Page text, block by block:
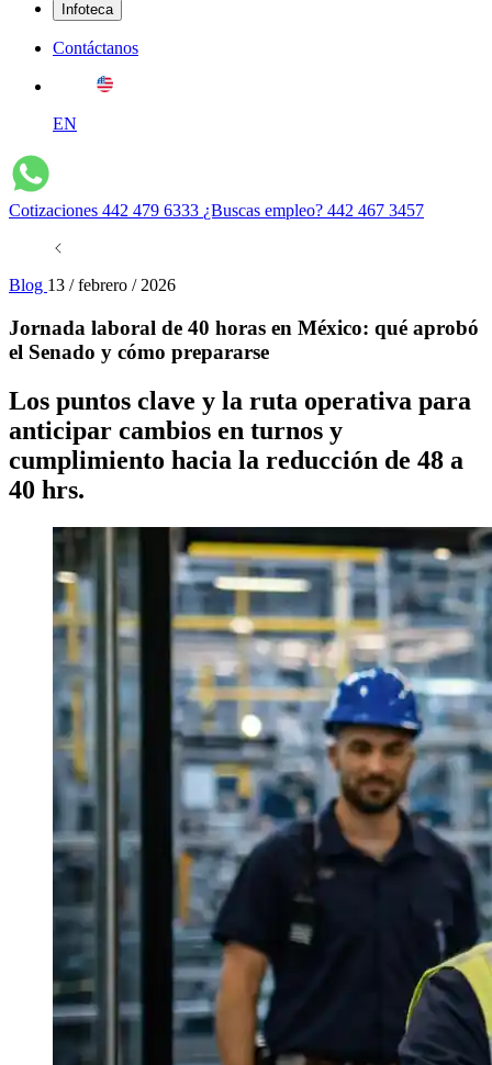
Infoteca
Contáctanos
EN
Cotizaciones 442 479 6333 ¿Buscas empleo? 442 467 3457
Blog 13 / febrero / 2026
Jornada laboral de 40 horas en México: qué aprobó
el Senado y cómo prepararse
Los puntos clave y la ruta operativa para
anticipar cambios en turnos y
cumplimiento hacia la reducción de 48 a
40 hrs.